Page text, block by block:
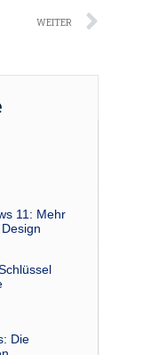
WEITER
11: Mehr
Die